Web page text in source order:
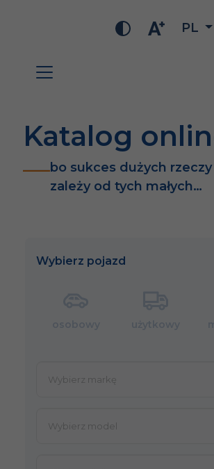
PL
Katalog
bo sukces dużych
zależy od tych małych…
Wybierz pojazd